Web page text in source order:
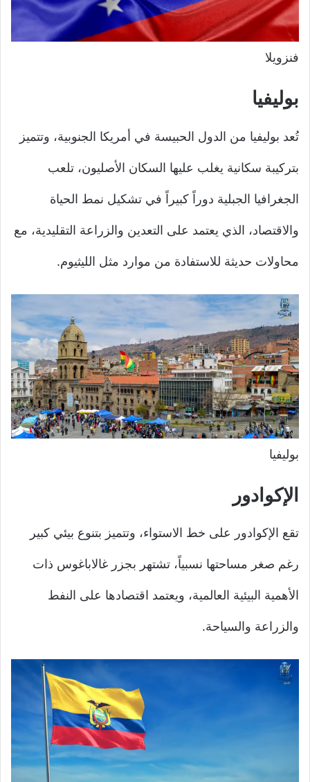
فنزويلا
بوليفيا
تُعد بوليفيا من الدول الحبيسة في أمريكا الجنوبية، وتتميز
بتركيبة سكانية يغلب عليها السكان الأصليون، تلعب
الجغرافيا الجبلية دوراً كبيراً في تشكيل نمط الحياة
والاقتصاد، الذي يعتمد على التعدين والزراعة التقليدية، مع
محاولات حديثة للاستفادة من موارد مثل الليثيوم.
بوليفيا
الإكوادور
تقع الإكوادور على خط الاستواء، وتتميز بتنوع بيئي كبير
رغم صغر مساحتها نسبياً، تشتهر بجزر غالاباغوس ذات
الأهمية البيئية العالمية، ويعتمد اقتصادها على النفط
والزراعة والسياحة.